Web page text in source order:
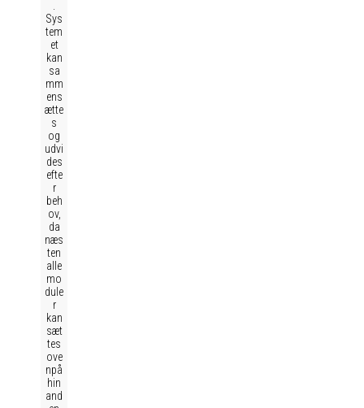
Sys
tem
et
kan
sa
mm
ens
ætte
s
og
udvi
des
efte
r
beh
ov,
da
næs
ten
alle
mo
dule
r
kan
sæt
tes
ove
npå
hin
and